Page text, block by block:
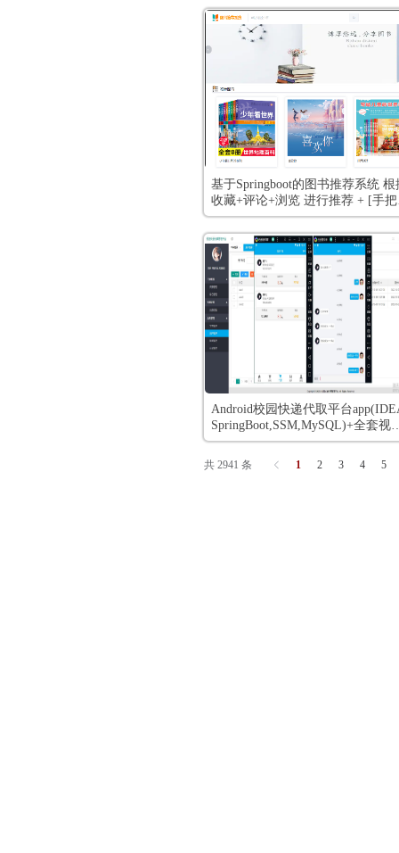
电影爬虫 Springboot Jsoup
基于Springboot的图书推荐系统 根
收藏+评论+浏览 进行推荐 + [手
视频教程 和 开发文档]
Android校园快递代取平台
SpringBoot,SSM,MySQL)+全套视
教程
共 2941 条 1 2 3 4 5